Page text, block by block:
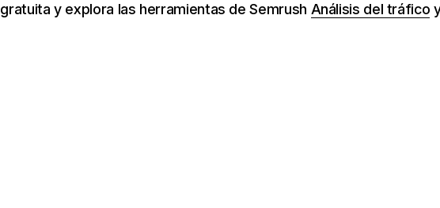
gratuita y explora las herramientas de Semrush Análisis del tráfico